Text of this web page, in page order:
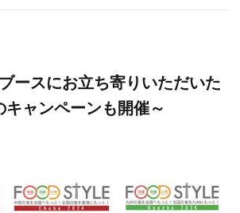
ースにお立ち寄りいただいた
キャンペーンも開催～